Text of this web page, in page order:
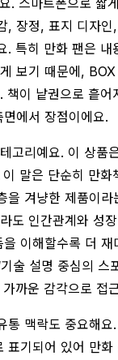
, 장정, 표지 디자
. 특히 만화 팬은 내
보기 때문에,
책이 낱권으로 흩어
에서 장점이에요.
고리예요. 이 상품
말은 단순히 만화
을 겨냥한 제품이라
도 인간관계와 성
이해할수록 더 재
술 설명 중심의 스
까운 감각으로 접
통 맥락도 중요해
표기되어 있어 만